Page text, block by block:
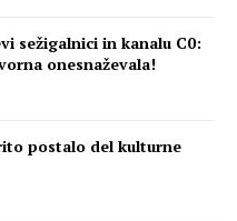
sežigalnici in kanalu C0:
onesnaževala!
postalo del kulturne